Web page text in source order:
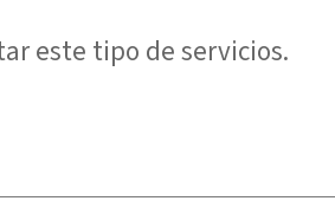
este tipo de servicios.